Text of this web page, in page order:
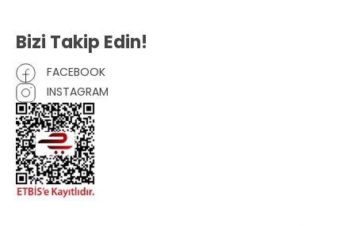
Bizi Takip Edin!
FACEBOOK
INSTAGRAM